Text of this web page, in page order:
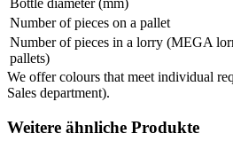
Bottle diameter (mm)
Number of pieces on a pallet
Number of pieces in a lorry (MEGA
pallets)
We offer colours that meet individual
Sales department).
Weitere ähnliche Produkte